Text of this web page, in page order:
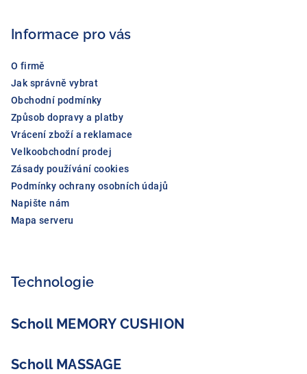
Informace pro vás
O firmě
Jak správně vybrat
Obchodní podmínky
Způsob dopravy a platby
Vrácení zboží a reklamace
Velkoobchodní prodej
Zásady používání cookies
Podmínky ochrany osobních údajů
Napište nám
Mapa serveru
Technologie
Scholl MEMORY CUSHION
Scholl MASSAGE